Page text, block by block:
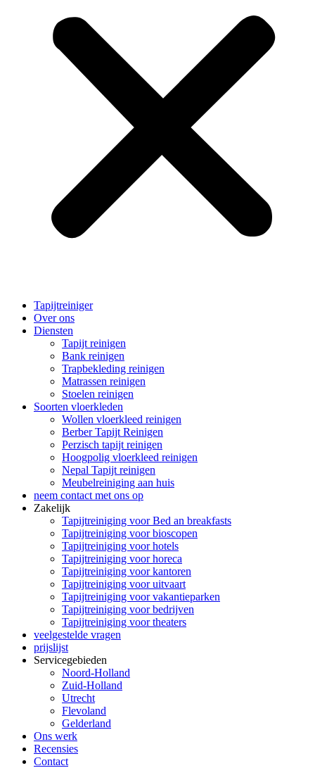
Tapijtreiniger
Over ons
Diensten
Tapijt reinigen
Bank reinigen
Trapbekleding reinigen
Matrassen reinigen
Stoelen reinigen
Soorten vloerkleden
Wollen vloerkleed reinigen
Berber Tapijt Reinigen
Perzisch tapijt reinigen
Hoogpolig vloerkleed reinigen
Nepal Tapijt reinigen
Meubelreiniging aan huis
neem contact met ons op
Zakelijk
Tapijtreiniging voor Bed an breakfasts
Tapijtreiniging voor bioscopen
Tapijtreiniging voor hotels
Tapijtreiniging voor horeca
Tapijtreiniging voor kantoren
Tapijtreiniging voor uitvaart
Tapijtreiniging voor vakantieparken
Tapijtreiniging voor bedrijven
Tapijtreiniging voor theaters
veelgestelde vragen
prijslijst
Servicegebieden
Noord-Holland
Zuid-Holland
Utrecht
Flevoland
Gelderland
Ons werk
Recensies
Contact